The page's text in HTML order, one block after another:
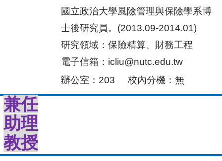
國立政治大學風險管理與保險學系博
士後研究員。(2013.09-2014.01)
研究領域：保險精算、財務工程
電子信箱：icliu@nutc.edu.tw
辦公室：203
校內分機：無
兼任
助理
教授